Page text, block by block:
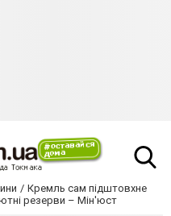
Кремль сам підштовхне
резерви – Мін'юст